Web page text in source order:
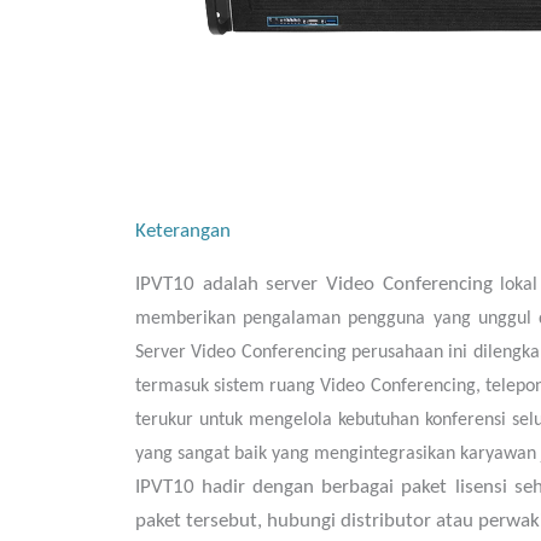
Keterangan
IPVT10 adalah server Video Conferencinglokal
memberikan pengalaman pengguna yang
Server Video Conferencing perusahaan ini
termasuk sistem ruang Video Conferencing,
terukur untuk mengelola kebutuhan konferensi
yang sangat baik yang mengintegrasikan
IPVT10 hadir dengan berbagai paket lisensi
paket tersebut, hubungi distributor atau